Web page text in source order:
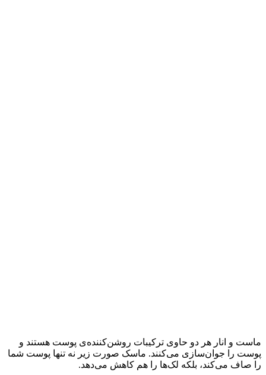
ماست و انار هر دو حاوی ترکیبات روشن‌کننده‌ی پوست هستند و
پوست را جوان‌سازی می‌کنند. ماسک صورت زیر نه تنها پوست شما
را صاف می‌کند، بلکه لک‌ها را هم کاهش می‌دهد.